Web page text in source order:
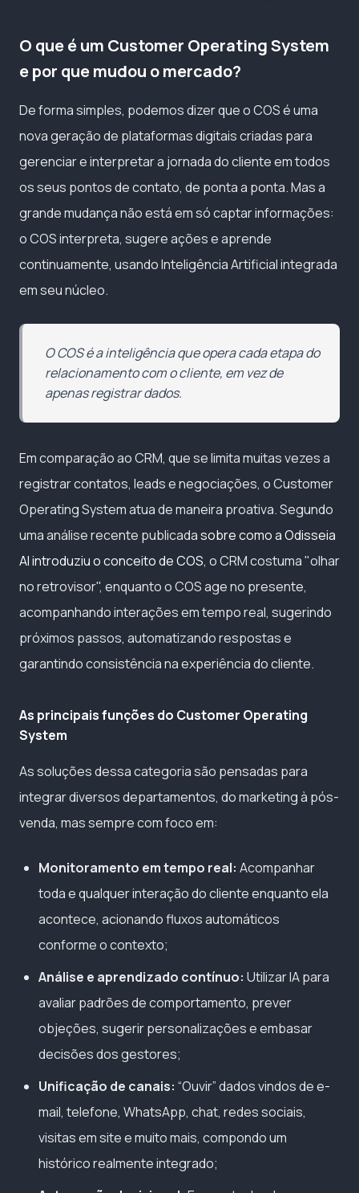
O que é um Customer Operating System
e por que mudou o mercado?
De forma simples, podemos dizer que o COS é uma
nova geração de plataformas digitais criadas para
gerenciar e interpretar a jornada do cliente em todos
os seus pontos de contato, de ponta a ponta. Mas a
grande mudança não está em só captar informações:
o COS interpreta, sugere ações e aprende
continuamente, usando Inteligência Artificial integrada
em seu núcleo.
O COS é a inteligência que opera cada etapa do
relacionamento com o cliente, em vez de
apenas registrar dados.
Em comparação ao CRM, que se limita muitas vezes a
registrar contatos, leads e negociações, o Customer
Operating System atua de maneira proativa. Segundo
uma análise recente publicadasobre como a Odisseia
AI introduziu o conceito de COS, o CRM costuma "olhar
no retrovisor", enquanto o COS age no presente,
acompanhando interações em tempo real, sugerindo
próximos passos, automatizando respostas e
garantindo consistência na experiência do cliente.
As principais funções do Customer Operating
System
As soluções dessa categoria são pensadas para
integrar diversos departamentos, do marketing à pós-
venda, mas sempre com foco em:
Monitoramento em tempo real: Acompanhar
toda e qualquer interação do cliente enquanto ela
acontece, acionando fluxos automáticos
conforme o contexto;
Análise e aprendizado contínuo: Utilizar IA para
avaliar padrões de comportamento, prever
objeções, sugerir personalizações e embasar
decisões dos gestores;
Unificação de canais: “Ouvir” dados vindos de e-
mail, telefone, WhatsApp, chat, redes sociais,
visitas em site e muito mais, compondo um
histórico realmente integrado;